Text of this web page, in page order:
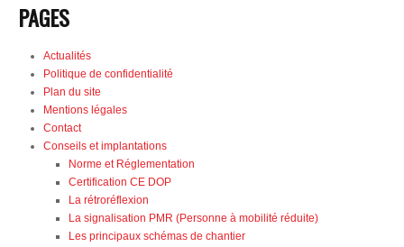
PAGES
Actualités
Politique de confidentialité
Plan du site
Mentions légales
Contact
Conseils et implantations
Norme et Réglementation
Certification CE DOP
La rétroréflexion
La signalisation PMR (Personne à mobilité réduite)
Les principaux schémas de chantier